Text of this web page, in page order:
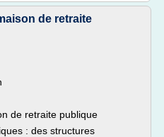
de retraite
de retraite publique
: des structures